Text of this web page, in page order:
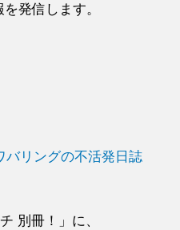
発信します。
リングの不活発日誌
別冊！」に、